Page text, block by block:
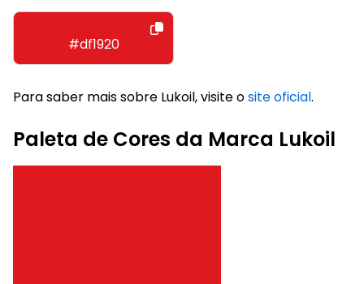
#df1920
Para saber mais sobre Lukoil, visite osite oficial.
Paleta de Cores da Marca Lukoil